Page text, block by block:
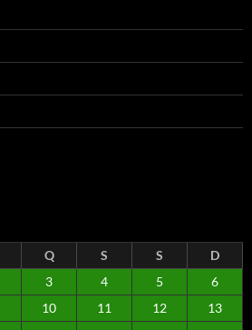
Q S S
D
3 4 5
6
10 11 12
13